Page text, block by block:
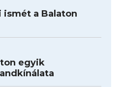
ismét a Balaton
egyik